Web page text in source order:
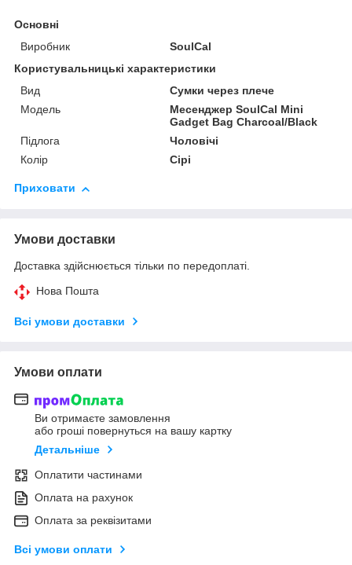
Основні
Виробник
SoulCal
Користувальницькі характеристики
Вид
Сумки через плече
Мoдель
Месенджер SoulCal Mini
Gadget Bag Charcoal/Black
Підлога
Чоловічі
Колір
Сірі
Приховати
Умови доставки
Доставка здійснюється тільки по передоплаті.
Нова Пошта
Всі умови доставки
Умови оплати
Ви отримаєте замовлення
або гроші повернуться на вашу картку
Детальніше
Оплатити частинами
Оплата на рахунок
Оплата за реквізитами
Всі умови оплати